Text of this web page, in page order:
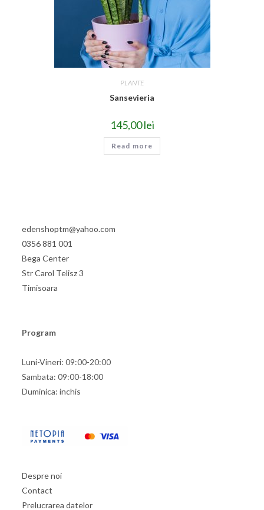
PLANTE
Sansevieria
145,00lei
Read more
edenshoptm@yahoo.com
0356 881 001
Bega Center
Str Carol Telisz 3
Timisoara
Program
Luni-Vineri: 09:00-20:00
Sambata: 09:00-18:00
Duminica: inchis
Despre noi
Contact
Prelucrarea datelor